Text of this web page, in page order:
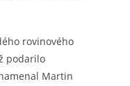
rovinového
podarilo
Martin